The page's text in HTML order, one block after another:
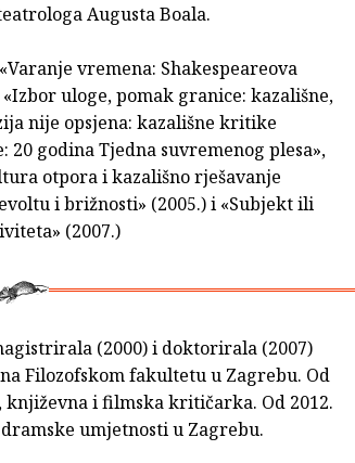
Augusta Boala.
vremena: Shakespeareova
uloge, pomak granice: kazališne,
nije opsjena: kazališne kritike
20 godina Tjedna suvremenog plesa»,
otpora i kazališno rješavanje
i brižnosti» (2005.) i «Subjekt ili
(2007.)
(2000) i doktorirala (2007)
Filozofskom fakultetu u Zagrebu. Od
književna i filmska kritičarka. Od 2012.
umjetnosti u Zagrebu.